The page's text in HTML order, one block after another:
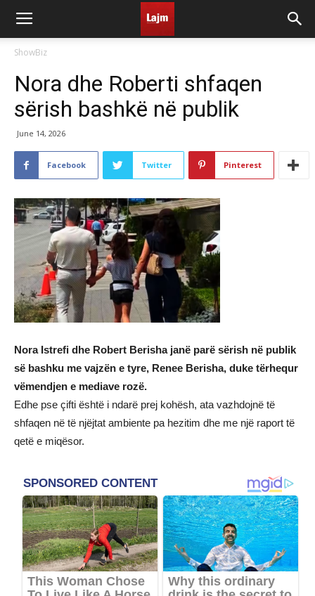
ShowBiz
Nora dhe Roberti shfaqen
sërish bashkë në publik
June 14, 2026
Facebook Twitter Pinterest
Nora Istrefi dhe Robert Berisha janë parë sërish në publik
së bashku me vajzën e tyre, Renee Berisha, duke tërhequr
vëmendjen e mediave rozë.
Edhe pse çifti është i ndarë prej kohësh, ata vazhdojnë të
shfaqen në të njëjtat ambiente pa hezitim dhe me një raport të
qetë e miqësor.